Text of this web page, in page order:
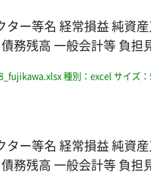
ー等名 経常損益 純資
務残高 一般会計等 負担
種別：excel サイズ
ー等名 経常損益 純資
務残高 一般会計等 負担